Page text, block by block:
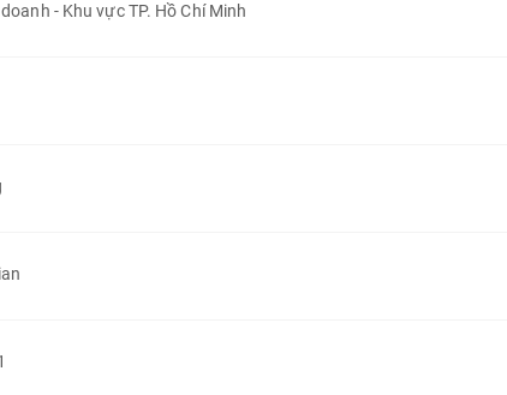
- Khu vực TP. Hồ Chí Minh